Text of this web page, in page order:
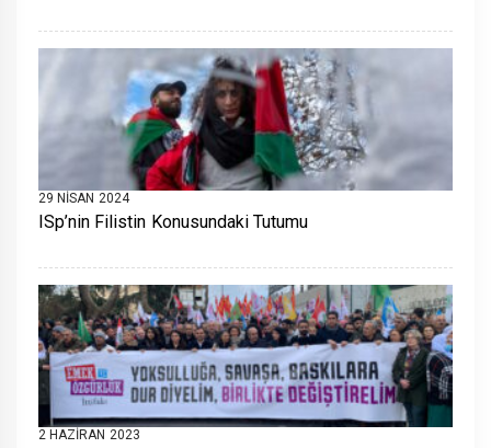
29 NISAN 2024
ISp’nin Filistin Konusundaki Tutumu
2 HAZIRAN 2023